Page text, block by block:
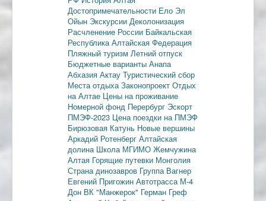
Достопримечательности Ело Эл
Ойын Экскурсии Деколонизация
Расчленение России Байкальская
Республика Алтайская Федерация
Пляжный туризм Летний отпуск
Бюджетные варианты Анапа
Абхазия Актау Туристический сбор
Места отдыха Законопроект Отдых
на Алтае Цены на проживание
Номерной фонд Перербург Эскорт
ПМЭФ-2023 Цена поездки на ПМЭФ
Бирюзовая Катунь Новые вершины
Аркадий Ротенберг Алтайская
долина Школа МГИМО Жемчужина
Алтая Горящие путевки Монголия
Страна динозавров Группа Вагнер
Евгений Пригожин Автотрасса М-4
Дон ВК "Манжерок" Герман Греф